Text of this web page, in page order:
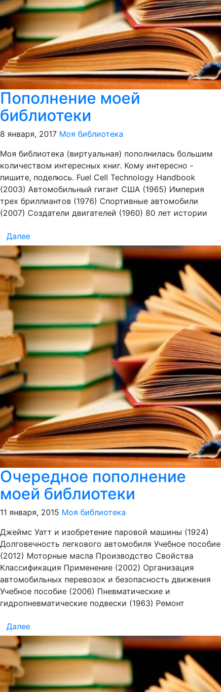
Пополнение моей
библиотеки
8 января, 2017 Моя библиотека
Моя библиотека (виртуальная) пополнилась большим
количеством интересных книг. Кому интересно -
пишите, поделюсь. Fuel Cell Technology Handbook
(2003) Автомобильный гигант США (1965) Империя
трех бриллиантов (1976) Спортивные автомобили
(2007) Создатели двигателей (1960) 80 лет истории
Далее
Очередное пополнение
моей библиотеки
11 января, 2015 Моя библиотека
Джеймс Уатт и изобретение паровой машины (1924)
Долговечность легкового автомобиля Учебное пособие
(2012) Моторные масла Производство Свойства
Классификация Применение (2002) Организация
автомобильных перевозок и безопасность движения
Учебное пособие (2006) Пневматические и
гидропневматические подвески (1963) Ремонт
Далее